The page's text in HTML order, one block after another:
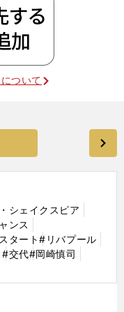
ついて
シェイクスピア
ンス
タート#リバプール
#交代#岡崎慎司